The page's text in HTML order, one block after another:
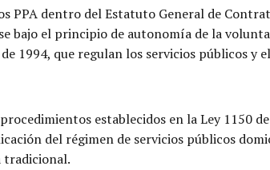
PPA dentro del Estatuto General de
bajo el principio de autonomía de la
1994, que regulan los servicios públicos y
establecidos en la Ley 1150
del régimen de servicios públicos
tradicional.